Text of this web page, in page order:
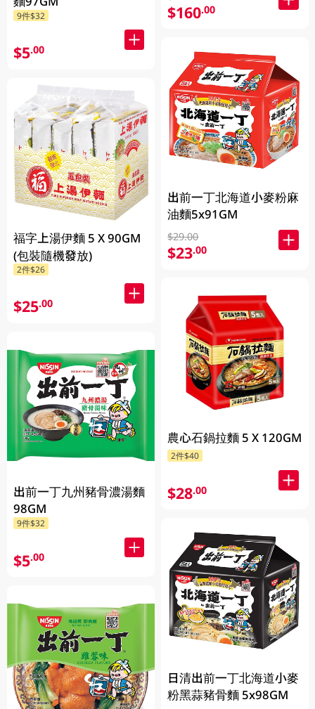
9件$32
$5.00
福字上湯伊麵 5 X 90GM
(包裝隨機發放)
2件$26
$25.00
出前一丁九州豬骨濃湯麵
98GM
9件$32
$5.00
$160.00
出前一丁北海道小麥粉麻
油麵5x91GM
$29.00
$23.00
農心石鍋拉麵 5 X 120GM
2件$40
$28.00
日清出前一丁北海道小麥
粉黑蒜豬骨麵 5x98GM